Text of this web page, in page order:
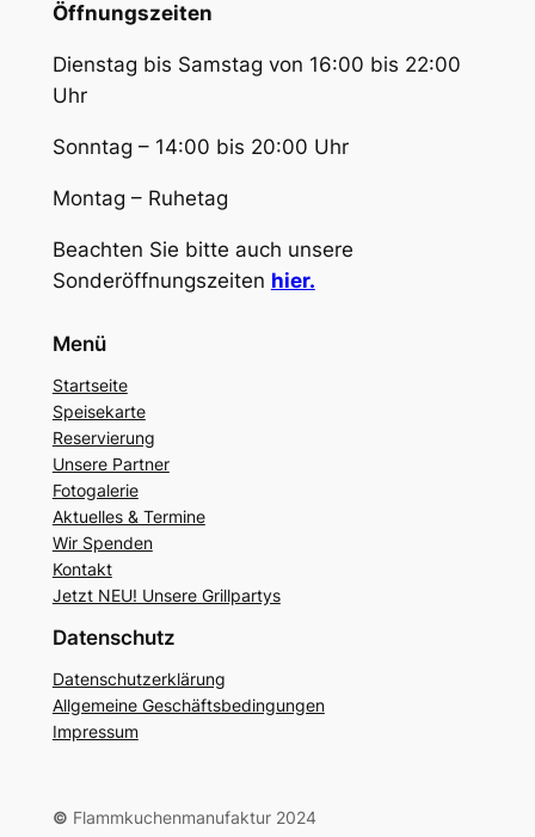
Öffnungszeiten
Dienstag bis Samstag von 16:00 bis 22:00
Uhr
Sonntag – 14:00 bis 20:00 Uhr
Montag – Ruhetag
Beachten Sie bitte auch unsere
Sonderöffnungszeiten hier.
Menü
Startseite
Speisekarte
Reservierung
Unsere Partner
Fotogalerie
Aktuelles & Termine
Wir Spenden
Kontakt
Jetzt NEU! Unsere Grillpartys
Datenschutz
Datenschutzerklärung
Allgemeine Geschäftsbedingungen
Impressum
© Flammkuchenmanufaktur 2024